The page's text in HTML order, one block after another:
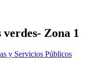
Zona 1
y Servicios Públicos